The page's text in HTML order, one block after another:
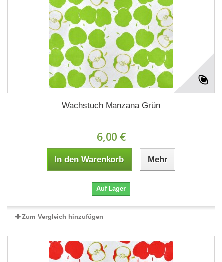
Wachstuch Manzana Grün
6,00 €
In den Warenkorb Mehr
Auf Lager
Zum Vergleich hinzufügen